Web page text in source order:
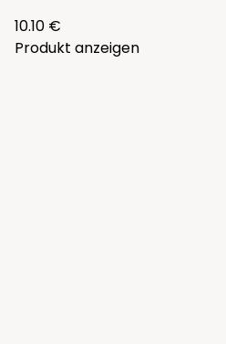
10.10 €
Produkt anzeigen